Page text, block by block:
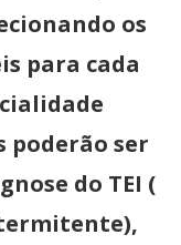
os
para cada
poderão ser
do TEI (